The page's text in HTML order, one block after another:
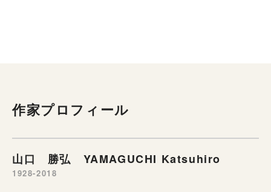
作家プロフィール
山口 勝弘 YAMAGUCHI Katsuhiro
1928-2018